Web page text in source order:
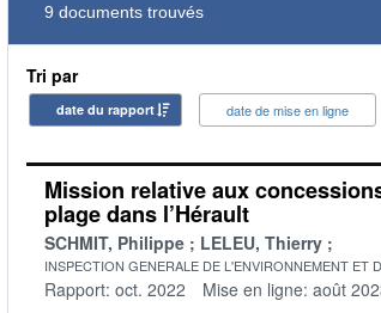
9 documents trouvés
Tri par
date du rapport date de mise en ligne
Mission relative aux
plage dans l’Hérault
SCHMIT, Philippe LELEU, Thierry
INSPECTION GENERALE DE L'ENVIRONNEMENT ET
Rapport: oct. 2022 Mise en ligne: août